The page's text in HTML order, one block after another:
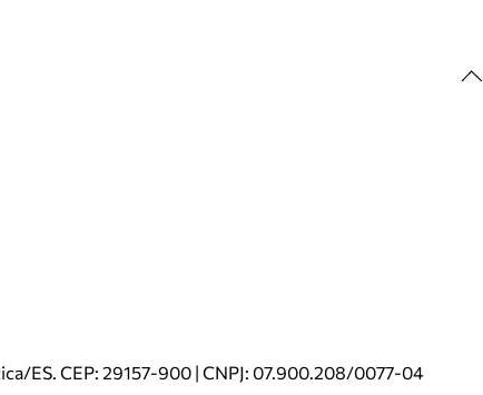
ES. CEP: 29157-900 | CNPJ: 07.900.208/0077-04